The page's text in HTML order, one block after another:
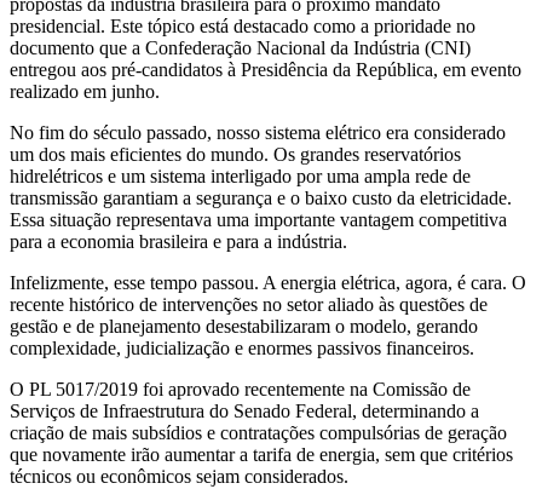
propostas da indústria brasileira para o próximo mandato
presidencial. Este tópico está destacado como a prioridade no
documento que a Confederação Nacional da Indústria (CNI)
entregou aos pré-candidatos à Presidência da República, em evento
realizado em junho.
No fim do século passado, nosso sistema elétrico era considerado
um dos mais eficientes do mundo. Os grandes reservatórios
hidrelétricos e um sistema interligado por uma ampla rede de
transmissão garantiam a segurança e o baixo custo da eletricidade.
Essa situação representava uma importante vantagem competitiva
para a economia brasileira e para a indústria.
Infelizmente, esse tempo passou. A energia elétrica, agora, é cara. O
recente histórico de intervenções no setor aliado às questões de
gestão e de planejamento desestabilizaram o modelo, gerando
complexidade, judicialização e enormes passivos financeiros.
O PL 5017/2019 foi aprovado recentemente na Comissão de
Serviços de Infraestrutura do Senado Federal, determinando a
criação de mais subsídios e contratações compulsórias de geração
que novamente irão aumentar a tarifa de energia, sem que critérios
técnicos ou econômicos sejam considerados.